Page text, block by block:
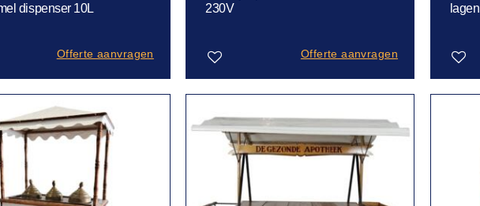
dispenser 10L
Offerte aanvragen
230V
Offerte aanvragen
aan
verlanglijst
lagen